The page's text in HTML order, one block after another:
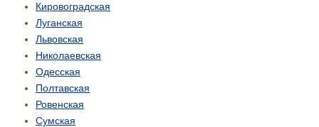
Кировоградская
Луганская
Львовская
Николаевская
Одесская
Полтавская
Ровенская
Сумская